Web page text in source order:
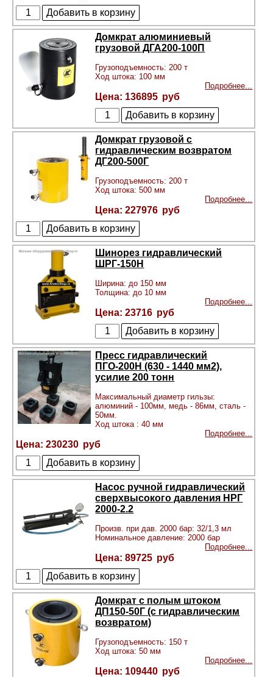
Домкрат алюминиевый
грузовой ДГА200-100П
Грузоподъемность: 200 т
Ход штока: 100 мм
Подробнее...
136895
Домкрат грузовой с
гидравлическим возвратом
ДГ200-500Г
Грузоподъемность: 200 т
Ход штока: 500 мм
Подробнее...
227976
Шинорез гидравлический
ШРГ-150Н
Ширина: до 150 мм
Толщина: до 10 мм
Подробнее...
23716
Пресс гидравлический
ПГО-200Н (630 - 1440 мм2),
усилие 200 тонн
Максимальный диаметр гильзы:
алюминий - 100мм, медь - 86мм, сталь -
50мм.
Ход штока : 40 мм
Подробнее...
230230
Насос ручной гидравлический
сверхвысокого давления НРГ
2000-2.2
Произв. при дав. 2000 бар: 32/1,3 мл
Номинальное давление: 2000 бар
Подробнее...
89725
Домкрат с полым штоком
ДП150-50Г (с гидравлическим
возвратом)
Грузоподъемность: 150 т
Ход штока: 50 мм
Подробнее...
109440